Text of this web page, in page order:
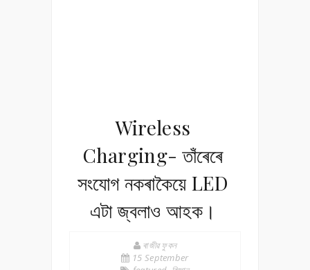
Wireless
Charging- তাঁৰেৰে
সংযোগ নকৰাকৈয়ে LED
এটা জ্বলাও আহক।
ৰাজীৱ ফুকন
15 September